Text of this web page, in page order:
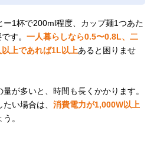
ー1杯で200ml程度、カップ麺1つあた
す。 一人暮らしなら0.5〜0.8L、二
上であれば1L以上あると困りませ
が多いと、時間も長くかかります。
い場合は、 消費電力が1,000W以上
。